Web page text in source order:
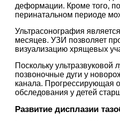
деформации. Кроме того,
перинатальном периоде
Ультрасонография
месяцев. УЗИ позволяет
визуализацию хрящевых
Поскольку
позвоночные дуги у
канала. Прогрессирующая
обследования у детей
Развитие дисплазии